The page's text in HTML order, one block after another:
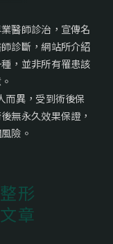
醫師診治，宣傳名
診斷，網站所介紹
，並非所有罹患該
而異，受到術後保
無永久效果保證，
險。
形
章